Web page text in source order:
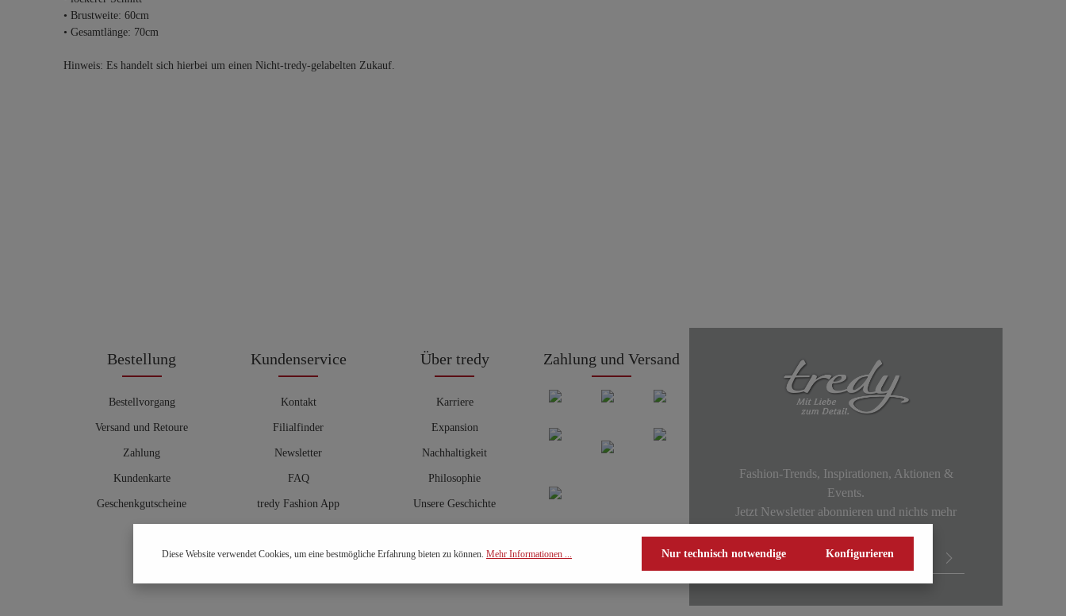
• Brustweite: 60cm
• Gesamtlänge: 70cm
Hinweis: Es handelt sich hierbei um einen Nicht-tredy-gelabelten Zukauf.
Bestellung
Bestellvorgang
Versand und Retoure
Zahlung
Kundenkarte
Geschenkgutscheine
Kundenservice
Kontakt
Filialfinder
Newsletter
FAQ
tredy Fashion App
Hosenberater
Über tredy
Karriere
Expansion
Nachhaltigkeit
Philosophie
Unsere Geschichte
Zahlung und Versand
Fashion-Trends, Inspirationen, Aktionen &
Events.
Jetzt Newsletter abonnieren und nichts mehr
Diese Website verwendet Cookies, um eine bestmögliche Erfahrung bieten zu können. Mehr Informationen ... Nur technisch notwendige Konfigurieren